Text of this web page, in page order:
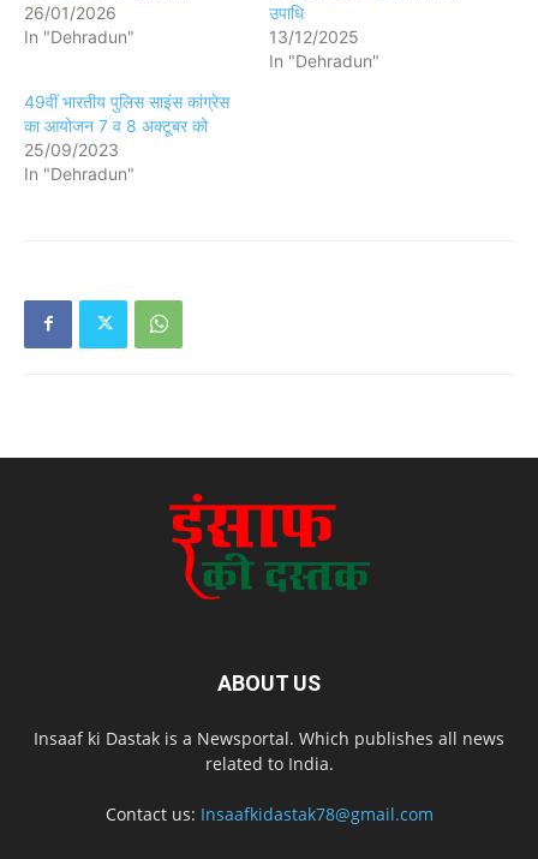
26/01/2026
In "Dehradun"
उपाधि
13/12/2025
In "Dehradun"
49वीं भारतीय पुलिस साइंस कांग्रेस
का आयोजन 7 व 8 अक्टूबर को
25/09/2023
In "Dehradun"
ABOUT US
Insaaf ki Dastak is a Newsportal. Which publishes all news
related to India.
Contact us: Insaafkidastak78@gmail.com